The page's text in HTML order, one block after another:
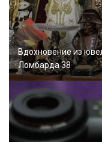
Вдохновение из
Ломбарда 38